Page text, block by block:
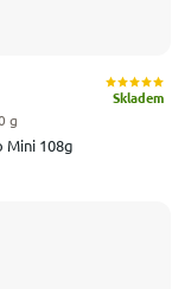
Mini 108g
Skladem
g